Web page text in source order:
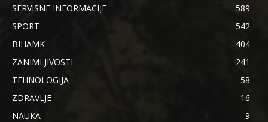
SERVISNE INFORMACIJE
589
SPORT
542
BIHAMK
404
ZANIMLJIVOSTI
241
TEHNOLOGIJA
58
ZDRAVLJE
16
NAUKA
9